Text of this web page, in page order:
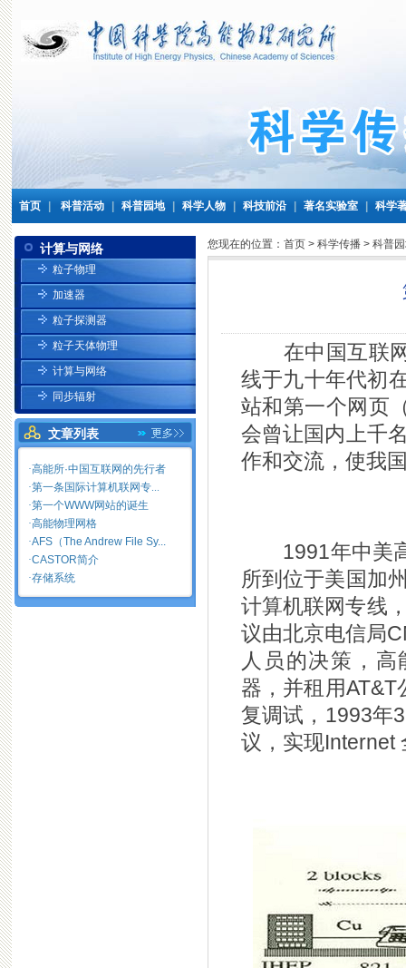
首页 科普活动 科普园地 科学人物 科技前沿 著名实验室 科学
计算与网络
粒子物理
加速器
粒子探测器
粒子天体物理
计算与网络
同步辐射
文章列表
·高能所·中国互联网的先行者
·第一条国际计算机联网专...
·第一个WWW网站的诞生
·高能物理网格
·AFS（The Andrew File Sy...
·CASTOR简介
·存储系统
您现在的位置： 首页> 科学传播> 科普
在中国互联网
线于九十年代初
站和第一个网页
会曾让国内上千
作和交流，使我
1991年中美高
所到位于美国加
计算机联网专线
议由北京电信局
人员的决策，
器，并租用
复调试，1993年
议，实现Internet